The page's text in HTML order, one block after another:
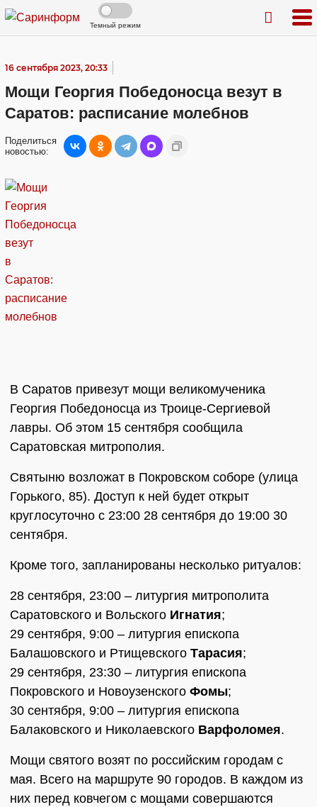
Темный режим
16 сентября 2023, 20:33
Мощи Георгия Победоносца везут в
Саратов: расписание молебнов
Поделиться
новостью:
В Саратов привезут мощи великомученика
Георгия Победоносца из Троице-Сергиевой
лавры. Об этом 15 сентября сообщила
Саратовская митрополия.
Святыню возложат в Покровском соборе (улица
Горького, 85). Доступ к ней будет открыт
круглосуточно с 23:00 28 сентября до 19:00 30
сентября.
Кроме того, запланированы несколько ритуалов:
28 сентября, 23:00 – литургия митрополита
Саратовского и Вольского Игнатия;
29 сентября, 9:00 – литургия епископа
Балашовского и Ртищевского Тарасия;
29 сентября, 23:30 – литургия епископа
Покровского и Новоузенского Фомы;
30 сентября, 9:00 – литургия епископа
Балаковского и Николаевского Варфоломея.
Мощи святого возят по российским городам с
мая. Всего на маршруте 90 городов. В каждом из
них перед ковчегом с мощами совершаются